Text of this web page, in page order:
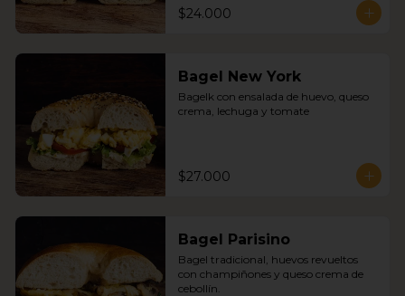
$24.000
Bagel New York
Bagelk con ensalada de huevo, queso
crema, lechuga y tomate
$27.000
Bagel Parisino
Bagel tradicional, huevos revueltos
con champiñones y queso crema de
cebollín.